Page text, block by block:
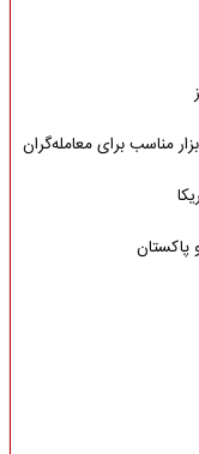
مناسب برای معامله‌گران
پاکستان